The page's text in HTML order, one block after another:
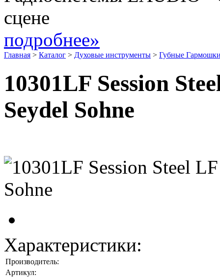
сцене
подробнее»
Главная > Каталог > Духовые инструменты > Губные
10301LF Session
Seydel Sohne
Характеристики:
Производитель:
Артикул: